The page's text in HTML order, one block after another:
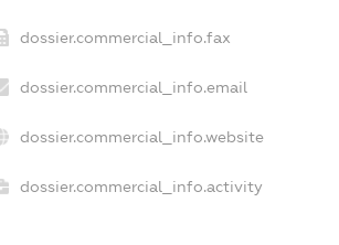
dossier.commercial_info.fax
dossier.commercial_info.email
dossier.commercial_info.website
dossier.commercial_info.activity